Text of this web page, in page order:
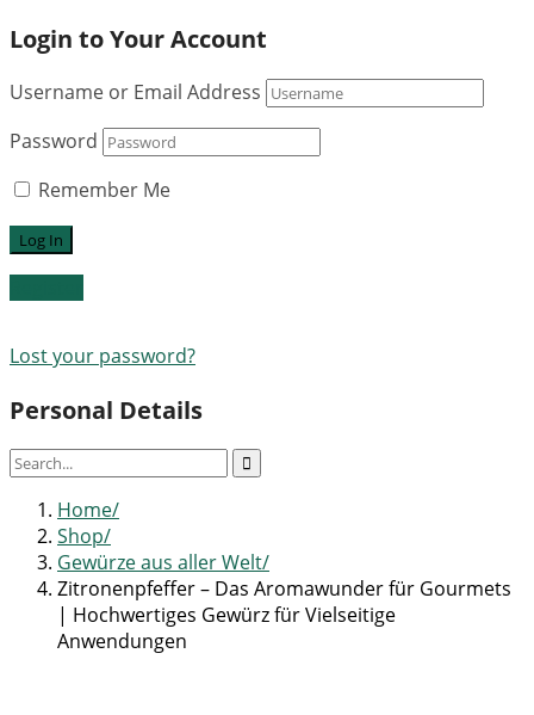
Login to Your Account
Username or Email Address
Password
Remember Me
Lost your password?
Personal Details
Home
Shop
Gewürze aus aller Welt
Zitronenpfeffer – Das Aromawunder für Gourmets
| Hochwertiges Gewürz für Vielseitige
Anwendungen